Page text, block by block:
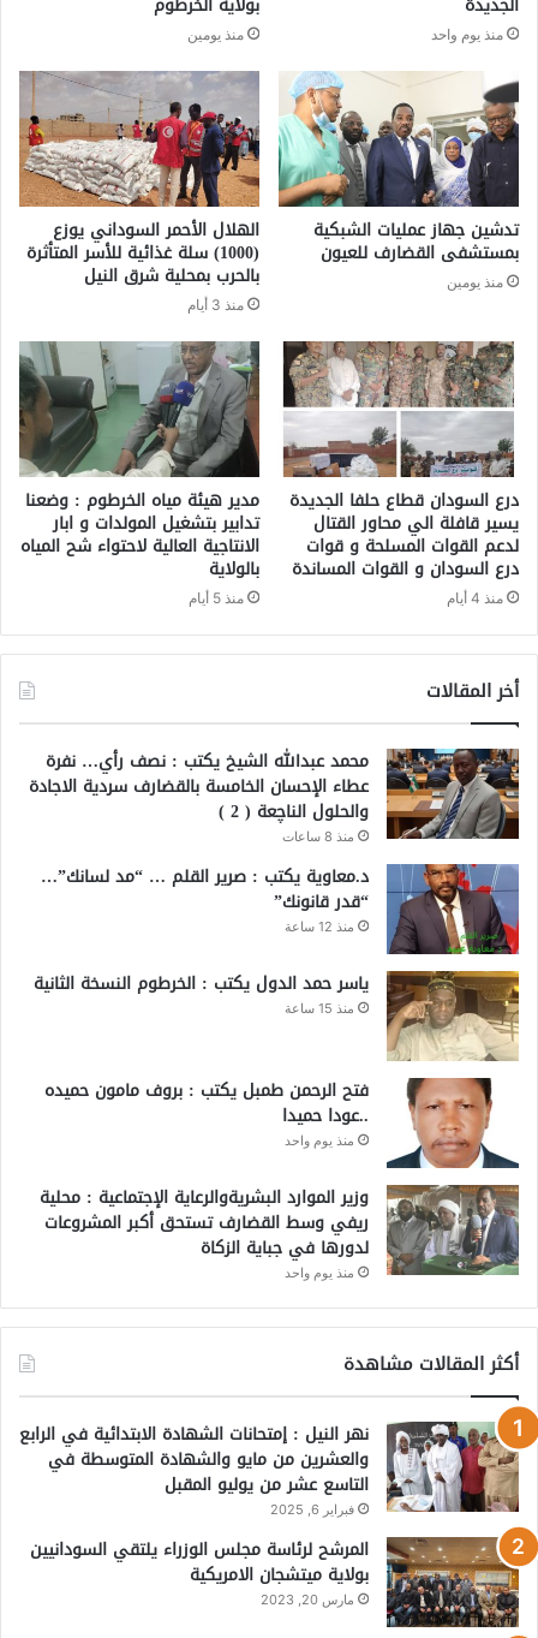
منذ يوم واحد منذ يومين
تدشين جهاز عمليات الشبكية
بمستشفى القضارف للعيون
منذ يومين
الهلال الأحمر السوداني يوزع
(1000) سلة غذائية للأسر المتأثرة
بالحرب بمحلية شرق النيل
منذ 3 أيام
درع السودان قطاع حلفا الجديدة
يسير قافلة الي محاور القتال
لدعم القوات المسلحة و قوات
درع السودان و القوات المساندة
منذ 4 أيام
مدير هيئة مياه الخرطوم : وضعنا
تدابير بتشغيل المولدات و ابار
الانتاجية العالية لاحتواء شح المياه
بالولاية
منذ 5 أيام
أخر المقالات
محمد عبدالله الشيخ يكتب : نصف رأي… نفرة
عطاء الإحسان الخامسة بالقضارف سردية الاجادة
والحلول الناچعة ( 2 )
منذ 8 ساعات
د.معاوية يكتب : صرير القلم … “مد لسانك”…
“قدر قانونك”
منذ 12 ساعة
ياسر حمد الدول يكتب : الخرطوم النسخة الثانية
منذ 15 ساعة
فتح الرحمن طمبل يكتب : بروف مامون حميده
..عودا حميدا
منذ يوم واحد
وزير الموارد البشريةوالرعاية الإجتماعية : محلية
ريفي وسط القضارف تستحق أكبر المشروعات
لدورها في جباية الزكاة
منذ يوم واحد
أكثر المقالات مشاهدة
نهر النيل : إمتحانات الشهادة الابتدائية في الرابع
والعشرين من مايو والشهادة المتوسطة في
التاسع عشر من يوليو المقبل
فبراير 6, 2025
المرشح لرئاسة مجلس الوزراء يلتقي السودانيين
بولاية ميتشجان الامريكية
مارس 20, 2023